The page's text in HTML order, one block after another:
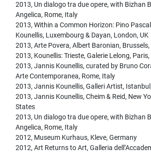
2013, Un dialogo tra due opere, with Bizhan
Angelica, Rome, Italy
2013, Within a Common Horizon: Pino
Kounellis, Luxembourg & Dayan, London, UK
2013, Arte Povera, Albert Baronian,
2013, Kounellis: Trieste, Galerie Lelong,
2013, Jannis Kounellis, curated by Bruno
Arte Contemporanea, Rome, Italy
2013, Jannis Kounellis, Galleri Artist,
2013, Jannis Kounellis, Cheim & Reid, New
States
2013, Un dialogo tra due opere, with Bizhan
Angelica, Rome, Italy
2012, Museum Kurhaus, Kleve, Germany
2012, Art Returns to Art, Galleria